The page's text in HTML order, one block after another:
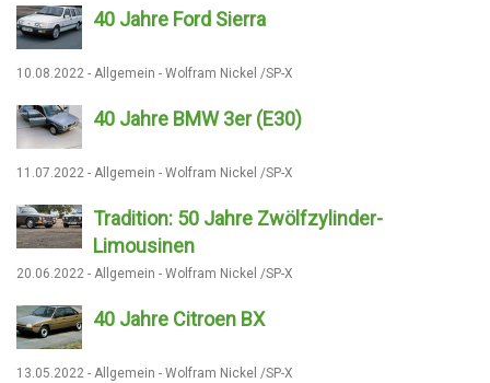
40 Jahre Ford Sierra
10.08.2022 - Allgemein - Wolfram Nickel /SP-X
40 Jahre BMW 3er (E30)
11.07.2022 - Allgemein - Wolfram Nickel /SP-X
Tradition: 50 Jahre Zwölfzylinder-
Limousinen
20.06.2022 - Allgemein - Wolfram Nickel /SP-X
40 Jahre Citroen BX
13.05.2022 - Allgemein - Wolfram Nickel /SP-X